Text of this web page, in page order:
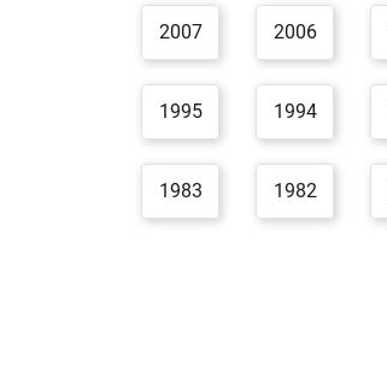
2007 2006
1995 1994
1983 1982